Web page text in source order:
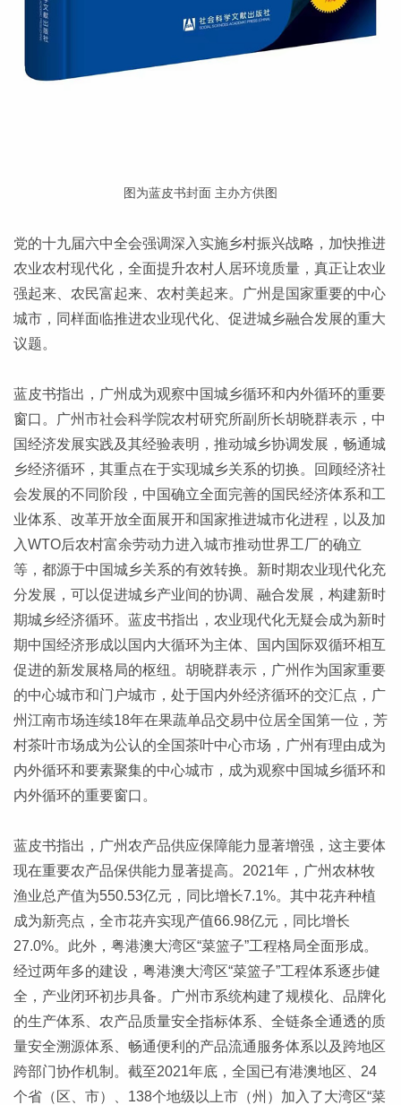
图为蓝皮书封面 主办方供图
党的十九届六中全会强调深入实施乡村振兴战略，加快推进
农业农村现代化，全面提升农村人居环境质量，真正让农业
强起来、农民富起来、农村美起来。广州是国家重要的中心
城市，同样面临推进农业现代化、促进城乡融合发展的重大
议题。
蓝皮书指出，广州成为观察中国城乡循环和内外循环的重要
窗口。广州市社会科学院农村研究所副所长胡晓群表示，中
国经济发展实践及其经验表明，推动城乡协调发展，畅通城
乡经济循环，其重点在于实现城乡关系的切换。回顾经济社
会发展的不同阶段，中国确立全面完善的国民经济体系和工
业体系、改革开放全面展开和国家推进城市化进程，以及加
入WTO后农村富余劳动力进入城市推动世界工厂的确立
等，都源于中国城乡关系的有效转换。新时期农业现代化充
分发展，可以促进城乡产业间的协调、融合发展，构建新时
期城乡经济循环。蓝皮书指出，农业现代化无疑会成为新时
期中国经济形成以国内大循环为主体、国内国际双循环相互
促进的新发展格局的枢纽。胡晓群表示，广州作为国家重要
的中心城市和门户城市，处于国内外经济循环的交汇点，广
州江南市场连续18年在果蔬单品交易中位居全国第一位，芳
村茶叶市场成为公认的全国茶叶中心市场，广州有理由成为
内外循环和要素聚集的中心城市，成为观察中国城乡循环和
内外循环的重要窗口。
蓝皮书指出，广州农产品供应保障能力显著增强，这主要体
现在重要农产品保供能力显著提高。2021年，广州农林牧
渔业总产值为550.53亿元，同比增长7.1%。其中花卉种植
成为新亮点，全市花卉实现产值66.98亿元，同比增长
27.0%。此外，粤港澳大湾区“菜篮子”工程格局全面形成。
经过两年多的建设，粤港澳大湾区“菜篮子”工程体系逐步健
全，产业闭环初步具备。广州市系统构建了规模化、品牌化
的生产体系、农产品质量安全指标体系、全链条全通透的质
量安全溯源体系、畅通便利的产品流通服务体系以及跨地区
跨部门协作机制。截至2021年底，全国已有港澳地区、24
个省（区、市）、138个地级以上市（州）加入了大湾区“菜